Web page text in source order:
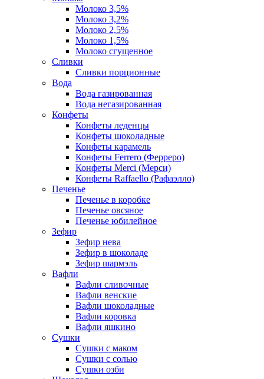
Молоко 3,5%
Молоко 3,2%
Молоко 2,5%
Молоко 1,5%
Молоко сгущенное
Сливки
Сливки порционные
Вода
Вода газированная
Вода негазированная
Конфеты
Конфеты леденцы
Конфеты шоколадные
Конфеты карамель
Конфеты Ferrero (Ферреро)
Конфеты Merci (Мерси)
Конфеты Raffaello (Рафаэлло)
Печенье
Печенье в коробке
Печенье овсяное
Печенье юбилейное
Зефир
Зефир нева
Зефир в шоколаде
Зефир шармэль
Вафли
Вафли сливочные
Вафли венские
Вафли шоколадные
Вафли коровка
Вафли яшкино
Сушки
Сушки с маком
Сушки с солью
Сушки озби